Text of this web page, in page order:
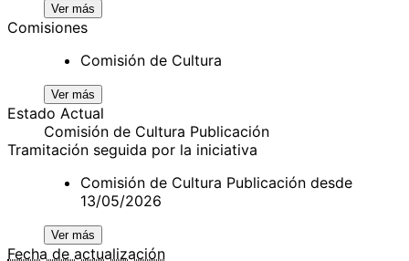
Ver más
Comisiones
Comisión de Cultura
Ver más
Estado Actual
Comisión de Cultura Publicación
Tramitación seguida por la iniciativa
Comisión de Cultura Publicación desde
13/05/2026
Ver más
Fecha de actualización